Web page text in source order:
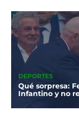
DEPORTES
Qué sorpresa:
Infantino y no